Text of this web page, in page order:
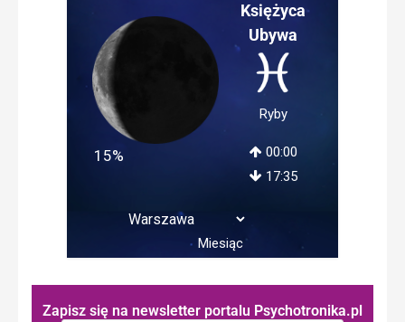
15%
Księżyca
Ubywa
Ryby
00:00
17:35
Miesiąc
Zapisz się na newsletter portalu Psychotronika.pl